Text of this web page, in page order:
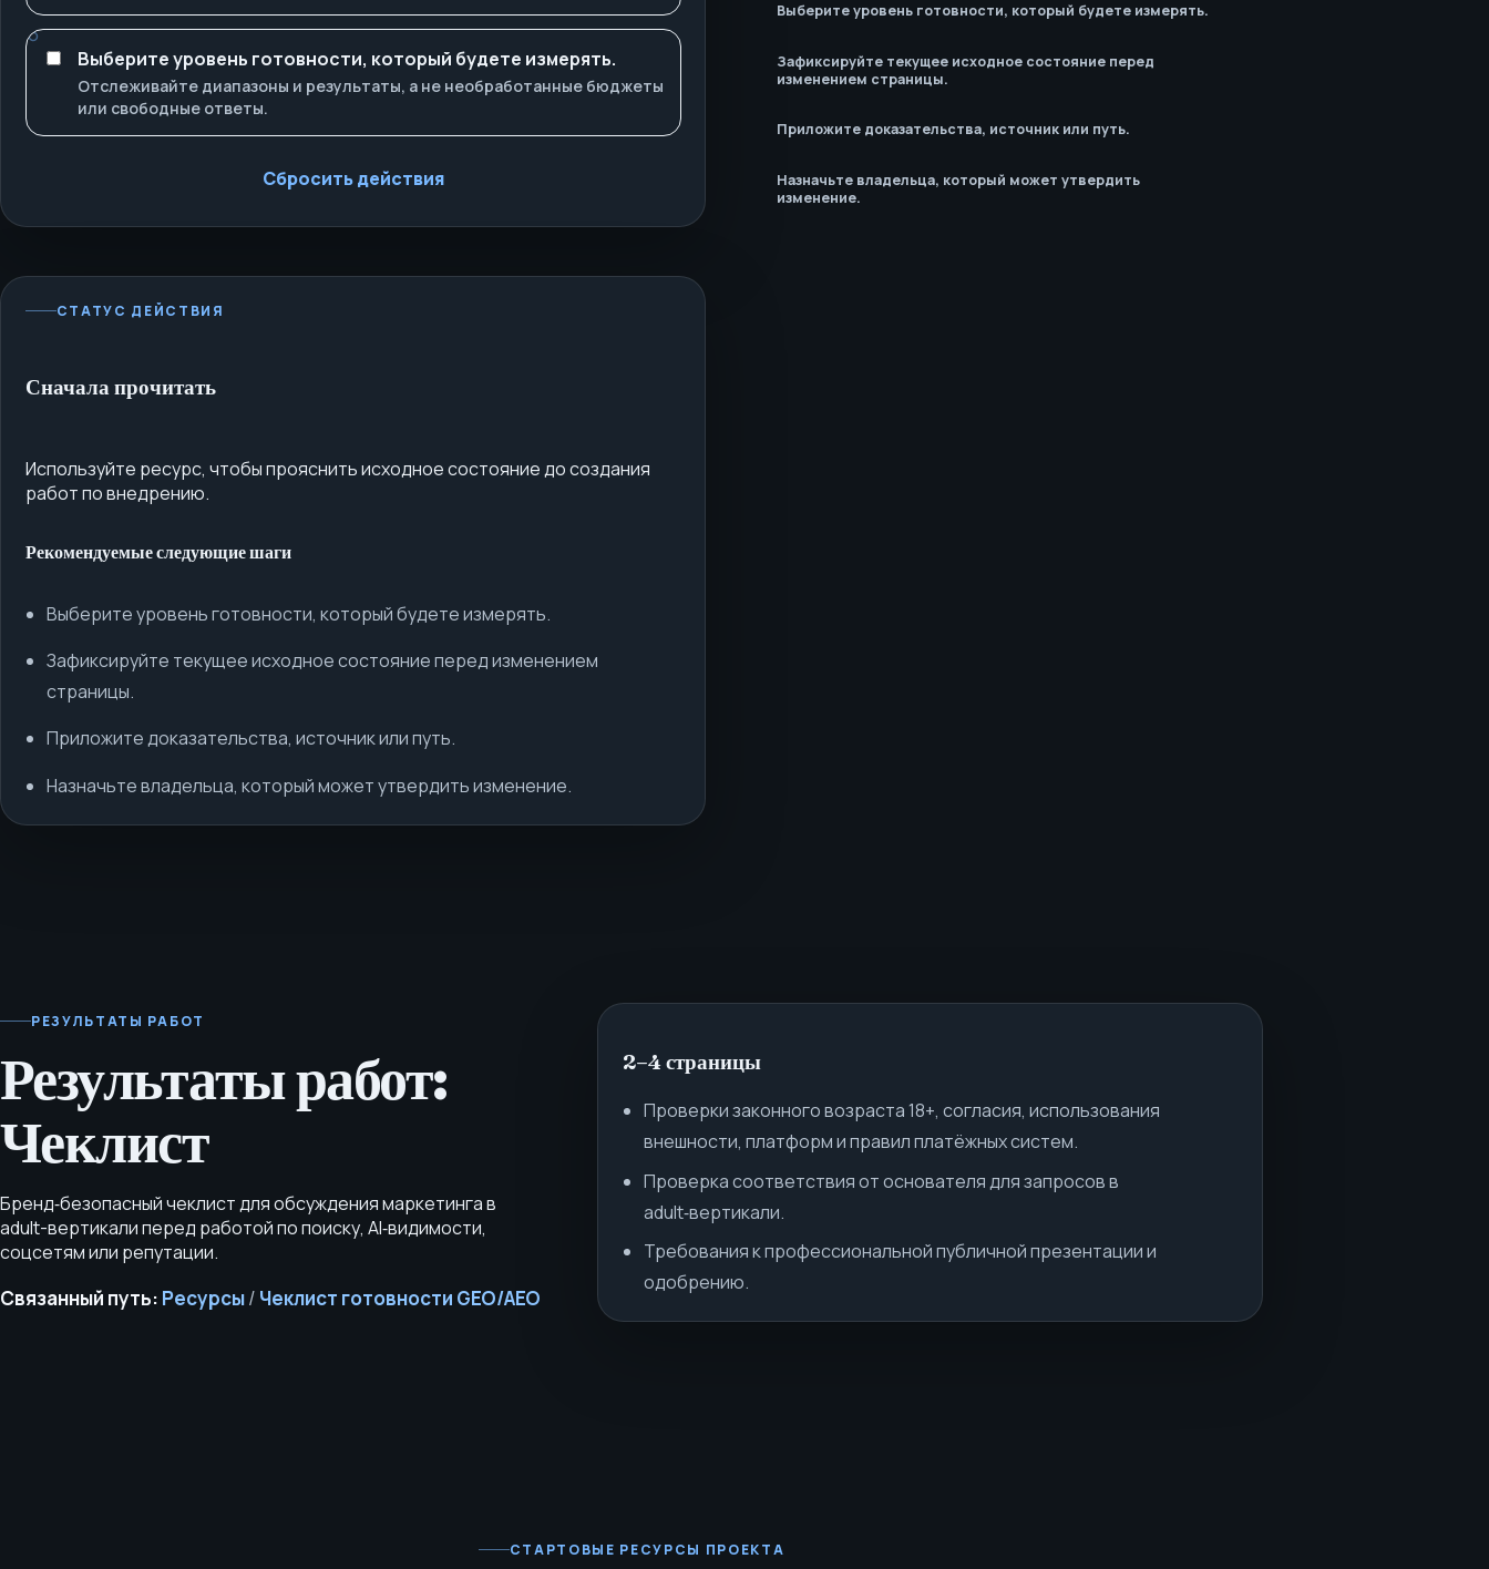
Выберите уровень готовности, который будете измерять.
Отслеживайте диапазоны и результаты, а не необработанные бюджеты
или свободные ответы.
Сбросить действия
Выберите уровень готовности, который будете измерять.
Зафиксируйте текущее исходное состояние перед
изменением страницы.
Приложите доказательства, источник или путь.
Назначьте владельца, который может утвердить
изменение.
СТАТУС ДЕЙСТВИЯ
Сначала прочитать
Используйте ресурс, чтобы прояснить исходное состояние до создания
работ по внедрению.
Рекомендуемые следующие шаги
Выберите уровень готовности, который будете измерять.
Зафиксируйте текущее исходное состояние перед изменением
страницы.
Приложите доказательства, источник или путь.
Назначьте владельца, который может утвердить изменение.
РЕЗУЛЬТАТЫ РАБОТ
Результаты работ:
Чеклист
Бренд‑безопасный чеклист для обсуждения маркетинга в
adult-вертикали перед работой по поиску, AI‑видимости,
соцсетям или репутации.
Связанный путь: Ресурсы/ Чеклист готовности GEO/AEO
2–4 страницы
Проверки законного возраста 18+, согласия, использования
внешности, платформ и правил платёжных систем.
Проверка соответствия от основателя для запросов в
adult‑вертикали.
Требования к профессиональной публичной презентации и
одобрению.
СТАРТОВЫЕ РЕСУРСЫ ПРОЕКТА